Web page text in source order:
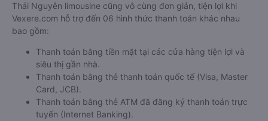
Thái Nguyên limousine cũng vô cùng đơn giản, tiện lợi khi
Vexere.com hỗ trợ đến 06 hình thức thanh toán khác nhau
bao gồm:
Thanh toán bằng tiền mặt tại các cửa hàng tiện lợi và
siêu thị gần nhà.
Thanh toán bằng thẻ thanh toán quốc tế (Visa, Master
Card, JCB).
Thanh toán bằng thẻ ATM đã đăng ký thanh toán trực
tuyến (Internet Banking).